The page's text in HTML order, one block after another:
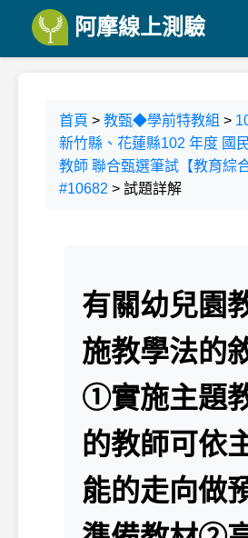
阿摩線上測驗
首頁 > 教甄◆學前特教組 >
新竹縣、花蓮縣102 年度 國
教師 聯合甄選筆試【教育綜
#10682 > 試題詳解
有關幼兒園
施教學法的
①實施主題
的教師可依
能的走向做